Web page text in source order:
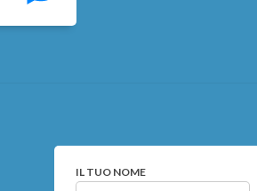
IL TUO NOME